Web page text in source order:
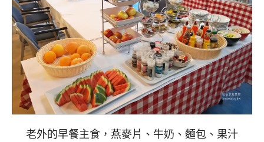
老外的早餐主食，燕麥片、牛奶、麵包、果汁